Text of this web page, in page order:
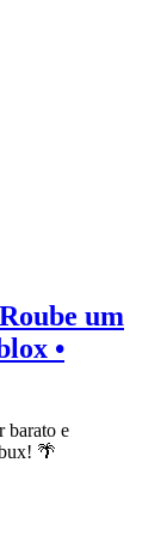
um
•
barato e
🌴